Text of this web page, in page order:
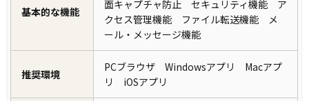
基本的な機能
面キャプチャ防止 セキュリティ機能 ア
クセス管理機能 ファイル転送機能 メ
ール・メッセージ機能
推奨環境
PCブラウザ Windowsアプリ Macアプ
リ iOSアプリ